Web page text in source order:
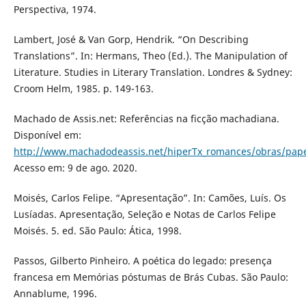
Perspectiva, 1974.
Lambert, José & Van Gorp, Hendrik. “On Describing
Translations”. In: Hermans, Theo (Ed.). The Manipulation of
Literature. Studies in Literary Translation. Londres & Sydney:
Croom Helm, 1985. p. 149-163.
Machado de Assis.net: Referências na ficção machadiana.
Disponível em:
http://www.machadodeassis.net/hiperTx_romances/obras/
Acesso em: 9 de ago. 2020.
Moisés, Carlos Felipe. “Apresentação”. In: Camões, Luís. Os
Lusíadas. Apresentação, Seleção e Notas de Carlos Felipe
Moisés. 5. ed. São Paulo: Ática, 1998.
Passos, Gilberto Pinheiro. A poética do legado: presença
francesa em Memórias póstumas de Brás Cubas. São Paulo:
Annablume, 1996.